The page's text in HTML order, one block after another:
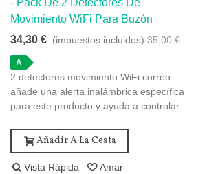
- Pack De 2 Detectores De
Movimiento WiFi Para Buzón
34,30 € (impuestos incluidos) 35,00 €
A
2 detectores movimiento WiFi correo
añade una alerta inalámbrica específica
para este producto y ayuda a controlar...
Añadir A La Cesta
Vista Rápida
Amar